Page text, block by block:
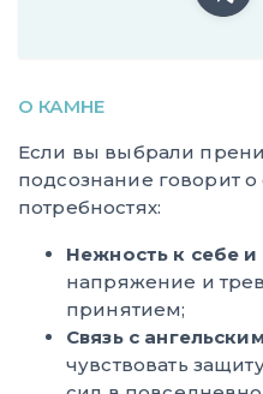
О КАМНЕ
Если вы выбрали
подсознание говорит
потребностях:
Нежность к себе
напряжение и
принятием;
Связь с
чувствовать